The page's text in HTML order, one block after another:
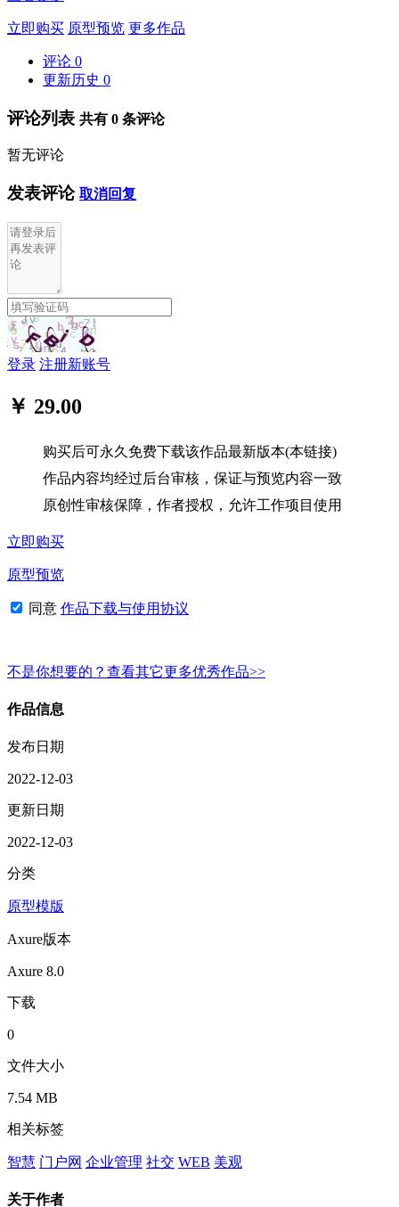
立即购买 原型预览 更多作品
评论 0
更新历史 0
评论列表 共有 0 条评论
暂无评论
发表评论 取消回复
登录 注册新账号
￥ 29.00
购买后可永久免费下载该作品最新版本(本链接)
作品内容均经过后台审核，保证与预览内容一致
原创性审核保障，作者授权，允许工作项目使用
立即购买
原型预览
同意 作品下载与使用协议
不是你想要的？查看其它更多优秀作品>>
作品信息
发布日期
2022-12-03
更新日期
2022-12-03
分类
原型模版
Axure版本
Axure 8.0
下载
0
文件大小
7.54 MB
相关标签
智慧 门户网 企业管理 社交 WEB 美观
关于作者